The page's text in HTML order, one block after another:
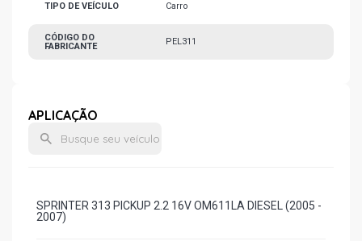
TIPO DE VEÍCULO Carro
CÓDIGO DO
FABRICANTE
PEL311
APLICAÇÃO
SPRINTER 313 PICKUP 2.2 16V OM611LA DIESEL (2005 -
2007)